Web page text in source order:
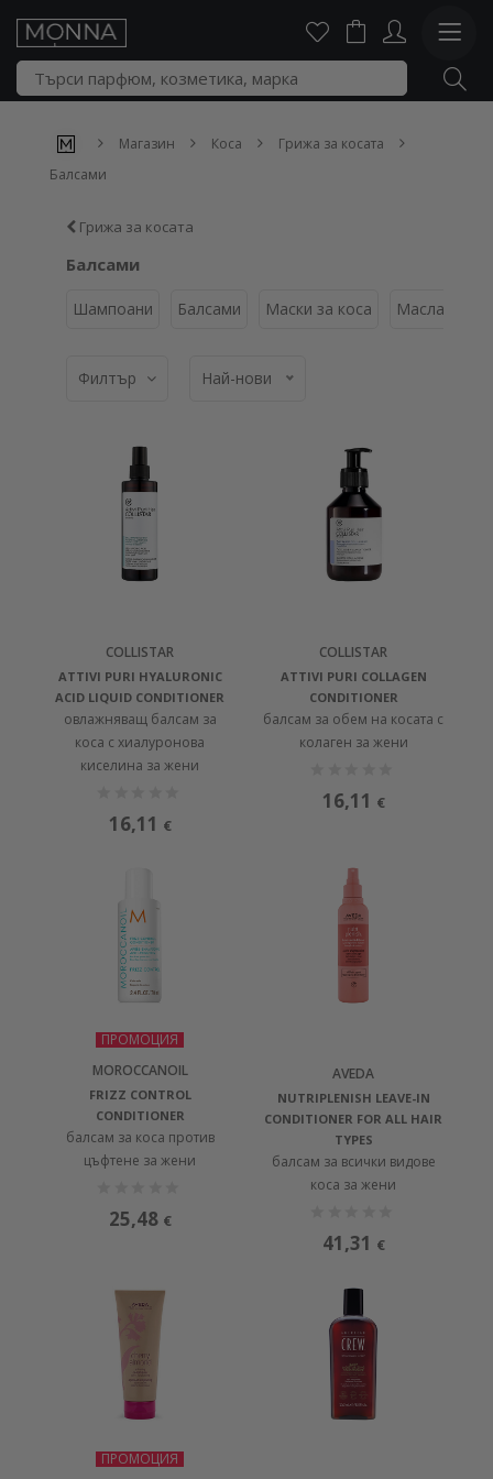
Магазин Коса
Грижа за косата
Балсами
Грижа за косата
Балсами
Шампоани Балсами Маски за коса Масла за
Филтър Най-нови
COLLISTAR
ATTIVI PURI HYALURONIC
ACID LIQUID CONDITIONER
овлажняващ балсам за
коса с хиалуронова
киселина за жени
16,11 €
COLLISTAR
ATTIVI PURI COLLAGEN
CONDITIONER
балсам за обем на косата с
колаген за жени
16,11 €
ПРОМОЦИЯ
MOROCCANOIL
FRIZZ CONTROL
CONDITIONER
балсам за коса против
цъфтене за жени
25,48 €
AVEDA
NUTRIPLENISH LEAVE-IN
CONDITIONER FOR ALL HAIR
TYPES
балсам за всички видове
коса за жени
41,31 €
ПРОМОЦИЯ